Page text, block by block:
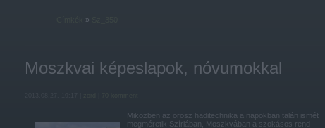
»
Moszkvai képeslapok, nóvumokkal
Miközben az orosz haditechnika a napokban talán ismét
megméretik Szíriában, Moszkvában a szokásos rend